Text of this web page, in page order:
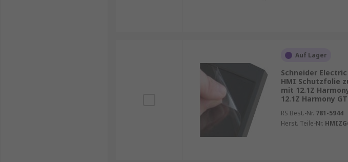
Auf Lager
Schneider
HMI Schutzfolie
mit 12.1Z
12.1Z Harmony
RS Best.-Nr. 781-5944
Herst. Teile-Nr.